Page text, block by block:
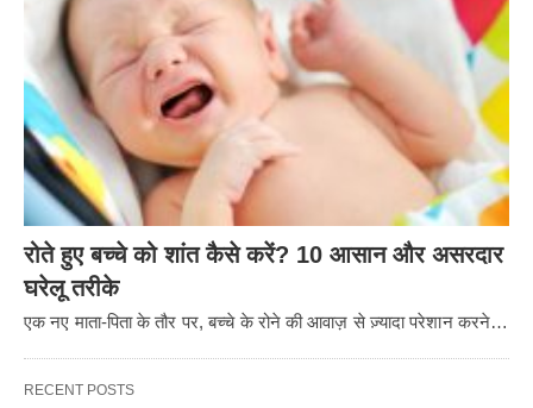
रोते हुए बच्चे को शांत कैसे करें? 10 आसान और असरदार
घरेलू तरीके
एक नए माता-पिता के तौर पर, बच्चे के रोने की आवाज़ से ज़्यादा परेशान करने…
RECENT POSTS